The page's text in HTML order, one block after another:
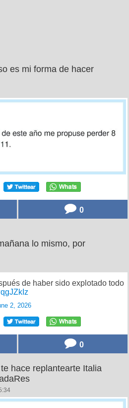
es mi forma de hacer
0
lo mismo, por
de haber sido explotado todo
2, 2026
0
hace replantearte Italia